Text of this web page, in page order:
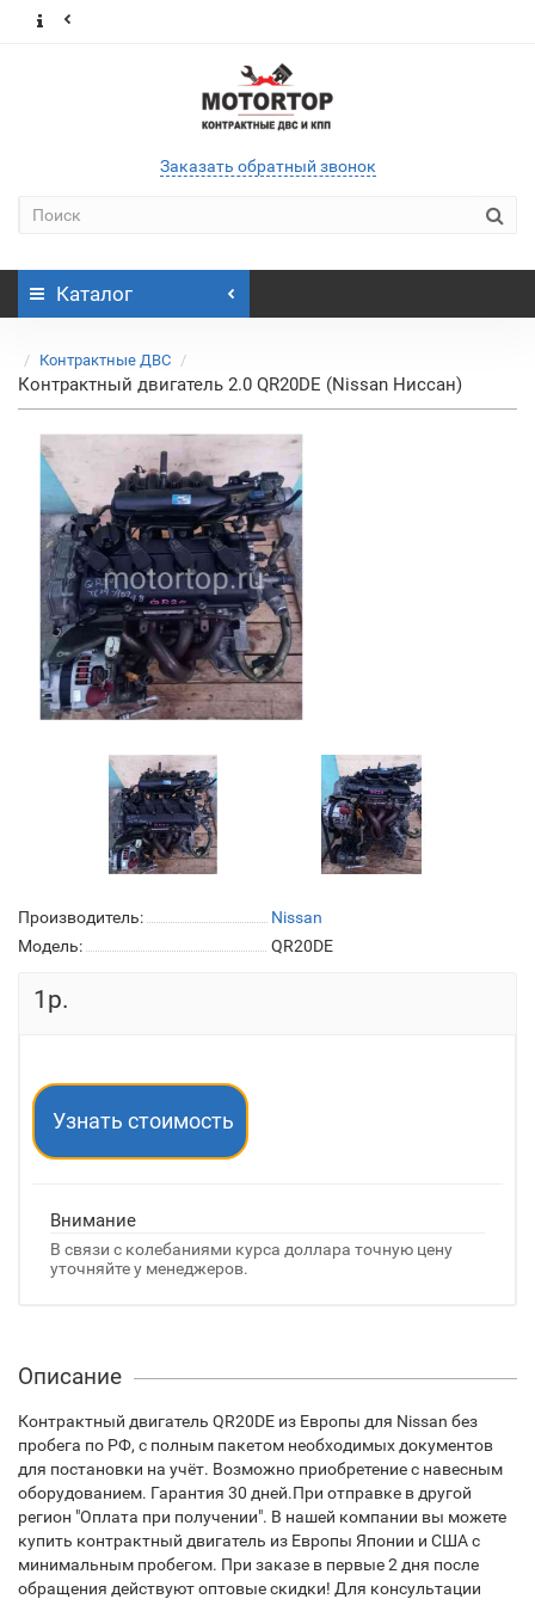
Заказать обратный звонок
Каталог
Контрактные ДВС
Контрактный двигатель 2.0 QR20DE (Nissan Ниссан)
Производитель:
Nissan
Модель:
QR20DE
1р.
Узнать стоимость
Внимание
В связи с колебаниями курса доллара точную цену
уточняйте у менеджеров.
Описание
Контрактный двигатель QR20DE из Европы для Nissan без
пробега по РФ, с полным пакетом необходимых документов
для постановки на учёт. Возможно приобретение с навесным
оборудованием. Гарантия 30 дней.При отправке в другой
регион "Оплата при получении". В нашей компании вы можете
купить контрактный двигатель из Европы Японии и США с
минимальным пробегом. При заказе в первые 2 дня после
обращения действуют оптовые скидки! Для консультации